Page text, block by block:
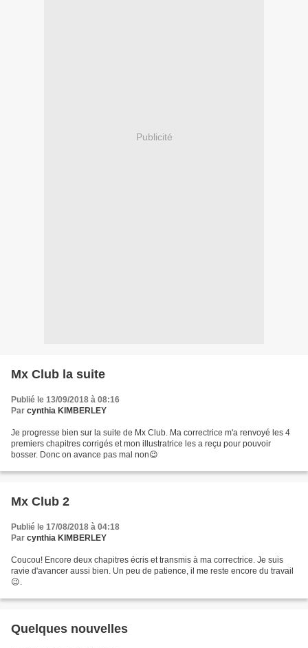
Publicité
Mx Club la suite
Publié le 13/09/2018 à 08:16
Par cynthia KIMBERLEY
Je progresse bien sur la suite de Mx Club. Ma correctrice m'a renvoyé les 4
premiers chapitres corrigés et mon illustratrice les a reçu pour pouvoir
bosser. Donc on avance pas mal non😉
Mx Club 2
Publié le 17/08/2018 à 04:18
Par cynthia KIMBERLEY
Coucou! Encore deux chapitres écris et transmis à ma correctrice. Je suis
ravie d'avancer aussi bien. Un peu de patience, il me reste encore du travail
😉.
Quelques nouvelles